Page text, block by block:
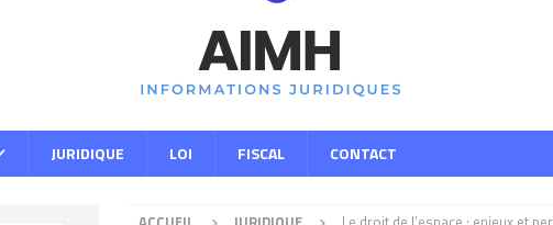
JURIDIQUE LOI FISCAL CONTACT